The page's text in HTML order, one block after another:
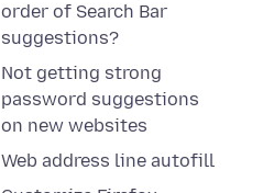
order of Search Bar
suggestions?
Not getting strong
password suggestions
on new websites
Web address line autofill